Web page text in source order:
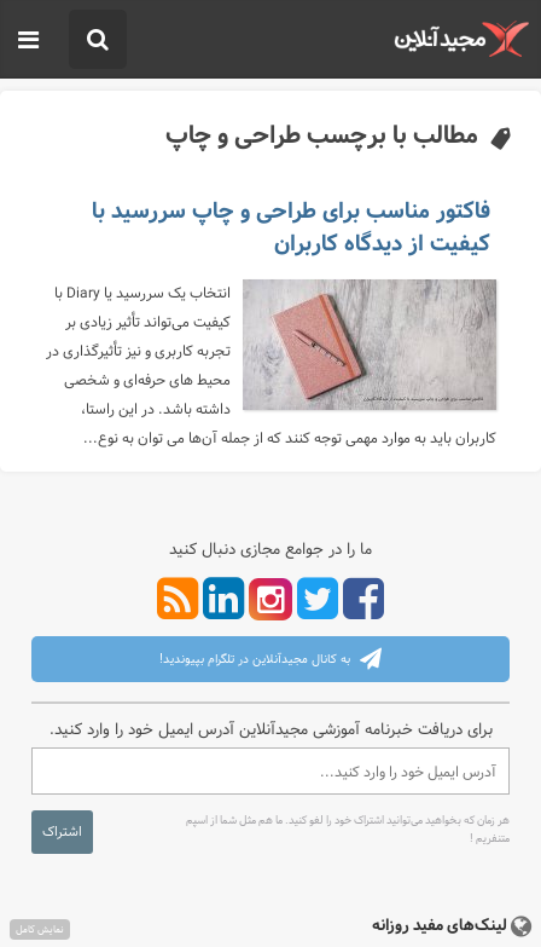
مطالب با برچسب طراحی و چاپ
فاکتور مناسب برای طراحی و چاپ سررسید با
کیفیت از دیدگاه کاربران
انتخاب یک سررسید یا Diary با
کیفیت می‌تواند تأثیر زیادی بر
تجربه کاربری و نیز تأثیرگذاری در
محیط ‌های حرفه‌ای و شخصی
داشته باشد. در این راستا،
کاربران باید به موارد مهمی توجه کنند که از جمله آن‌ها می‌ توان به نوع...
ما را در جوامع مجازی دنبال کنید
به کانال مجیدآنلاین در تلگرام بپیوندید!
برای دریافت خبرنامه آموزشی مجیدآنلاین آدرس ایمیل خود را وارد کنید.
هر زمان که بخواهید می‌توانید اشتراک خود را لغو کنید. ما هم مثل شما از اسپم
متنفریم !
اشتراک
لینک‌های مفید روزانه نمایش کامل